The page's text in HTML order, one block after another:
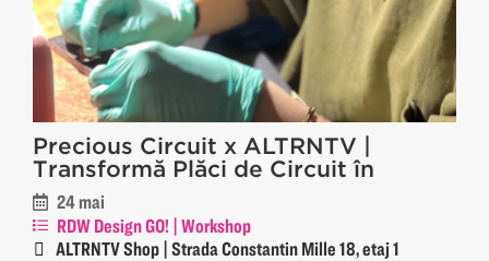
Precious Circuit x ALTRNTV |
Transformă Plăci de Circuit în
Bijuterii Statement
24 mai
RDW Design GO! | Workshop
ALTRNTV Shop | Strada Constantin Mille 18, etaj 1